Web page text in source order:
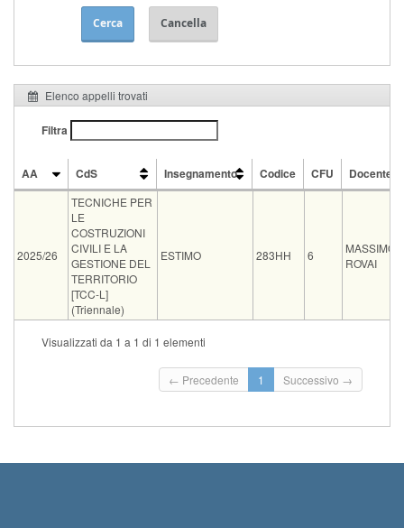
Cerca Cancella
Elenco appelli trovati
Filtra
AA CdS Insegnamento Codice CFU
Docente
CdS
2025/26
TECNICHE PER
LE
COSTRUZIONI
CIVILI E LA
GESTIONE DEL
TERRITORIO
[TCC-L]
(Triennale)
ESTIMO 283HH 6
MASSIMO
ROVAI
Tipo Data e ora Sede
Termine iscrizioni: 13-
Visualizzati da 1 a 1 di 1 elementi
← Precedente 1 Successivo →